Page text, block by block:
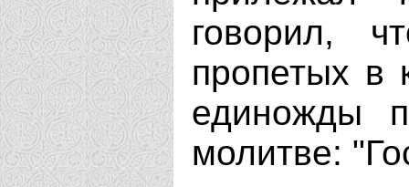
говорил,
пропетых в
единожды
молитве: